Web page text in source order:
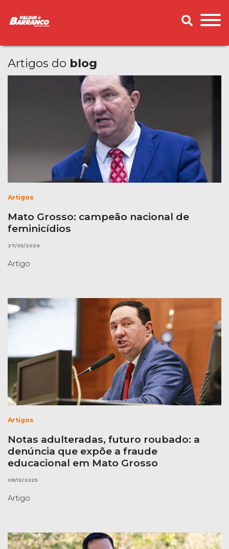
Artigos do blog
Artigos
Mato Grosso: campeão nacional de
feminicídios
27/05/2026
Artigo
Artigos
Notas adulteradas, futuro roubado: a
denúncia que expõe a fraude
educacional em Mato Grosso
08/12/2025
Artigo